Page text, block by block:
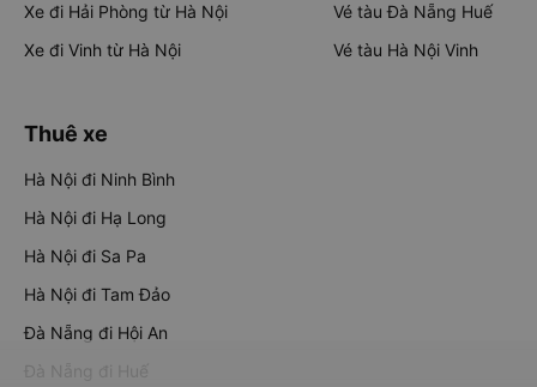
Xe đi Hải Phòng từ Hà Nội
Xe đi Vinh từ Hà Nội
Vé tàu Đà Nẵng Huế
Vé tàu Hà Nội Vinh
Thuê xe
Hà Nội đi Ninh Bình
Hà Nội đi Hạ Long
Hà Nội đi Sa Pa
Hà Nội đi Tam Đảo
Đà Nẵng đi Hội An
Đà Nẵng đi Huế